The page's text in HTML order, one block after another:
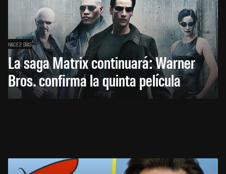
HACE 2 DÍAS
La saga Matrix continuará: Warner
Bros. confirma la quinta película